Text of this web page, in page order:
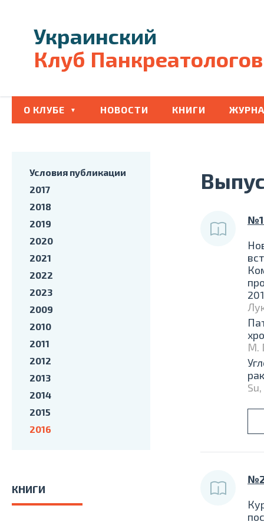
Украинский
Клуб Панкреатологов
О КЛУБЕ НОВОСТИ КНИГИ
Условия публикации
2017
2018
2019
2020
2021
2022
2023
2009
2010
2011
2012
2013
2014
2015
2016
КНИГИ
№1
М.